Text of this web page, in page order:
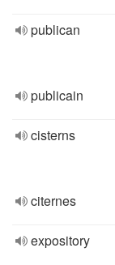
publican
publicain
cisterns
citernes
expository